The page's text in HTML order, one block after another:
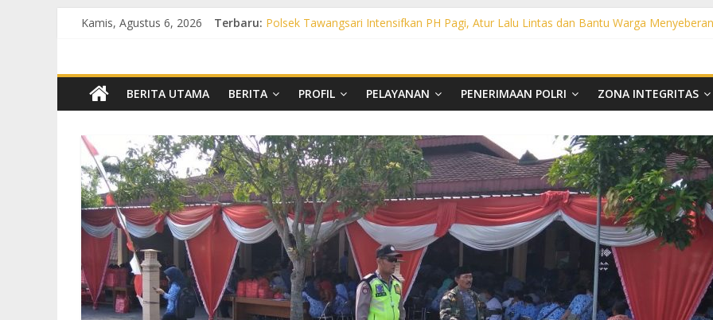
Kamis, Agustus 6, 2026 Terbaru: Polsek Tawangsari Intensifkan PH Pagi, Atur Lalu Lintas dan Bantu Warga
Polsek Nguter Intensifkan PH Pagi, Bantu Penyeberangan Warga dan Cegah
Polsek Gatak Intensifkan PH Pagi di Titik Rawan, Berikan Rasa Aman bagi Pengguna
BERITA UTAMA BERITA PROFIL PELAYANAN PENERIMAAN POLRI ZONA INTEGRITAS